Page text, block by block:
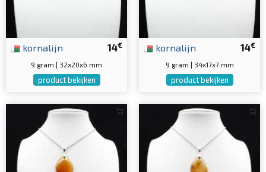
14€
kornalijn
9 gram | 32x20x6 mm
product bekijken
14€
kornalijn
9 gram | 34x17x7 mm
product bekijken